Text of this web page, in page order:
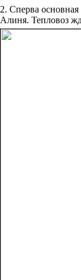
2. Сперва